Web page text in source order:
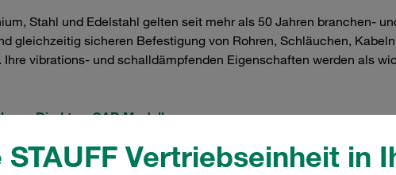
Vertriebseinheit in
Stahl und Edelstahl gelten seit mehr als 50 Jahren branchen-
gleichzeitig sicheren Befestigung von Rohren, Schläuchen,
vibrations- und schalldämpfenden Eigenschaften werden als
Direkt zu CAD Modellen